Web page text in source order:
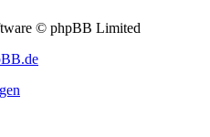
© phpBB Limited